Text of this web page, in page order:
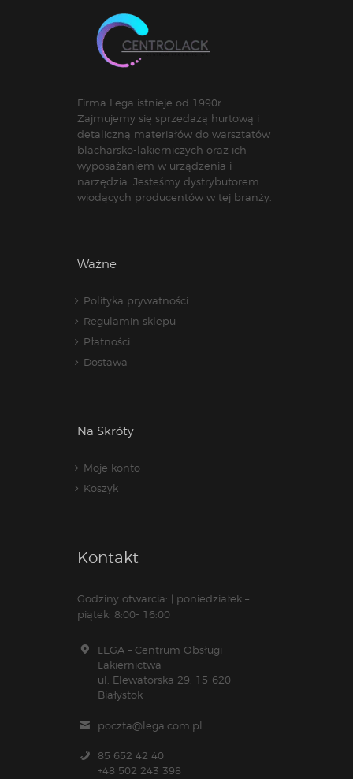
Firma Lega istnieje od 1990r.
Zajmujemy się sprzedażą hurtową i
detaliczną materiałów do warsztatów
blacharsko-lakierniczych oraz ich
wyposażaniem w urządzenia i
narzędzia. Jesteśmy dystrybutorem
wiodących producentów w tej branży.
Ważne
Polityka prywatności
Regulamin sklepu
Płatności
Dostawa
Na Skróty
Moje konto
Koszyk
Kontakt
Godziny otwarcia: | poniedziałek –
piątek: 8:00- 16:00
LEGA – Centrum Obsługi
Lakiernictwa
ul. Elewatorska 29, 15-620
Białystok
poczta@lega.com.pl
85 652 42 40
+48 502 243 398